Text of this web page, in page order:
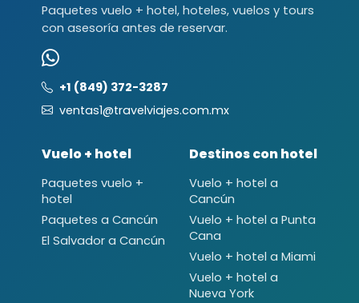
Paquetes vuelo + hotel, hoteles, vuelos y tours
con asesoría antes de reservar.
+1 (849) 372-3287
ventas1@travelviajes.com.mx
Vuelo + hotel
Paquetes vuelo +
hotel
Paquetes a Cancún
El Salvador a Cancún
Destinos con hotel
Vuelo + hotel a
Cancún
Vuelo + hotel a Punta
Cana
Vuelo + hotel a Miami
Vuelo + hotel a
Nueva York